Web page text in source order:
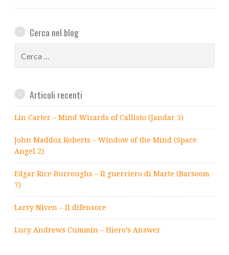
Cerca nel blog
per:
Articoli recenti
Lin Carter – Mind Wizards of Callisto (Jandar 5)
John Maddox Roberts – Window of the Mind (Space
Angel 2)
Edgar Rice Burroughs – Il guerriero di Marte (Barsoom
7)
Larry Niven – Il difensore
Lucy Andrews Cummin – Hiero’s Answer